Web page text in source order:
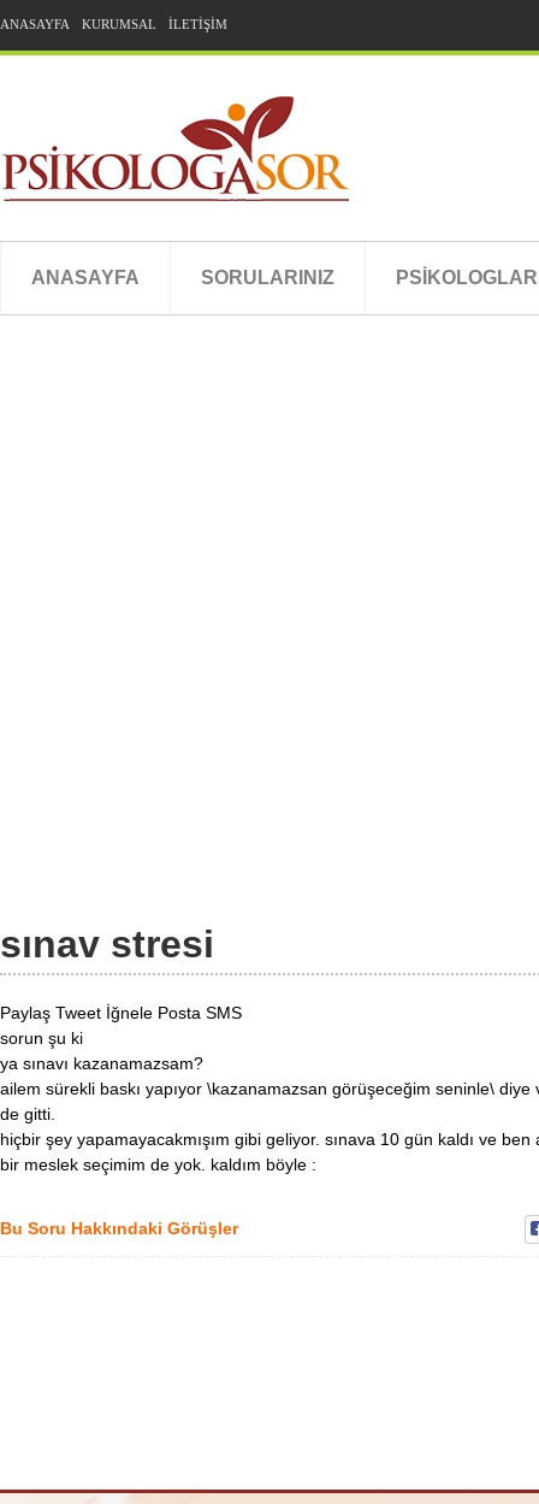
ANASAYFA KURUMSAL İLETİŞİM
ANASAYFA SORULARINIZ
sınav stresi
Paylaş Tweet İğnele Posta SMS
sorun şu ki
ya sınavı kazanamazsam?
ailem sürekli baskı yapıyor \kazanamazsan görüşeceğim seninle\
de gitti.
hiçbir şey yapamayacakmışım gibi geliyor. sınava 10 gün kaldı ve
bir meslek seçimim de yok. kaldım böyle :
Bu Soru Hakkındaki Görüşler